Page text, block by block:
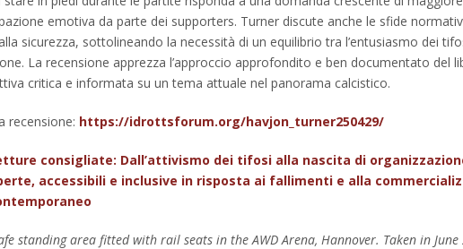
emotiva da parte dei supporters. Turner discute anche le sfide
sicurezza, sottolineando la necessità di un equilibrio tra l’entusiasmo dei
La recensione apprezza l’approccio approfondito e ben documentato del
critica e informata su un tema attuale nel panorama calcistico.
recensione: https://idrottsforum.org/havjon_turner250429/
consigliate: Dall’attivismo dei tifosi alla nascita di
accessibili e inclusive in risposta ai fallimenti e alla
standing area fitted with rail seats in the AWD Arena, Hannover. Taken in